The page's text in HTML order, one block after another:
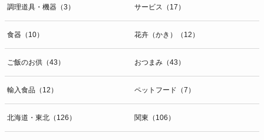
調理道具・機器（3） サービス（17）
食器（10） 花卉（かき）（12）
ご飯のお供（43） おつまみ（43）
輸入食品（12） ペットフード（7）
北海道・東北（126） 関東（106）